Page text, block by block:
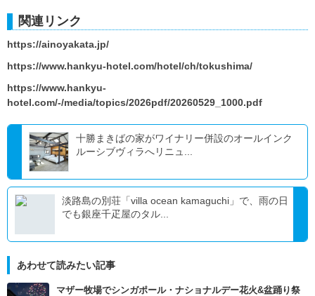
関連リンク
https://ainoyakata.jp/
https://www.hankyu-hotel.com/hotel/ch/tokushima/
https://www.hankyu-
hotel.com/-/media/topics/2026pdf/20260529_1000.pdf
十勝まきばの家がワイナリー併設のオールインク
ルーシブヴィラへリニュ...
淡路島の別荘「villa ocean kamaguchi」で、雨の日
でも銀座千疋屋のタル...
あわせて読みたい記事
マザー牧場でシンガポール・ナショナルデー花火&盆踊り祭